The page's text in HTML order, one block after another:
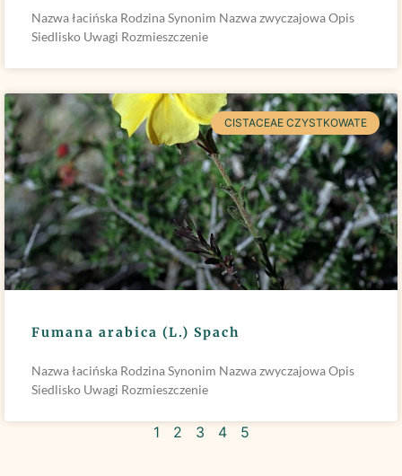
Nazwa łacińska Rodzina Synonim Nazwa zwyczajowa Opis
Siedlisko Uwagi Rozmieszczenie
CISTACEAE CZYSTKOWATE
Fumana arabica (L.) Spach
Nazwa łacińska Rodzina Synonim Nazwa zwyczajowa Opis
Siedlisko Uwagi Rozmieszczenie
1 2 3 4 5